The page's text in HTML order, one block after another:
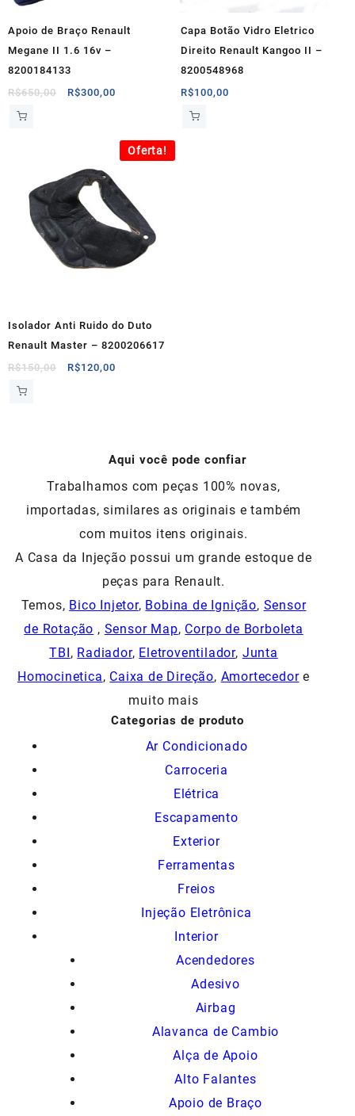
Apoio de Braço Renault
Megane II 1.6 16v –
8200184133
R$650,00
O
R$300,00
é:
R$300,00.
Capa Botão Vidro Eletrico
Direito Renault Kangoo II –
8200548968
R$100,00
Oferta!
Isolador Anti Ruido do Duto
Renault Master – 8200206617
R$150,00
O
R$120,00
Aqui você pode confiar
Trabalhamos com peças 100% novas,
importadas, similares as originais e também
com muitos itens originais.
A Casa da Injeção possui um grande estoque de
peças para Renault.
Temos, Bico Injetor, Bobina de Ignição, Sensor
de Rotação , Sensor Map, Corpo de Borboleta
TBI, Radiador, Eletroventilador, Junta
Homocinetica, Caixa de Direção, Amortecedore
muito mais
Categorias de produto
Ar Condicionado
Carroceria
Elétrica
Escapamento
Exterior
Ferramentas
Freios
Injeção Eletrônica
Interior
Acendedores
Adesivo
Airbag
Alavanca de Cambio
Alça de Apoio
Alto Falantes
Apoio de Braço